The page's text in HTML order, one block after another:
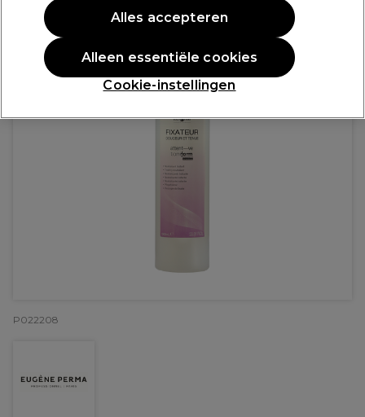
PROMOTIE
P022208
Cookie-instellingen
Alleen essentiële cookies
Alles accepteren